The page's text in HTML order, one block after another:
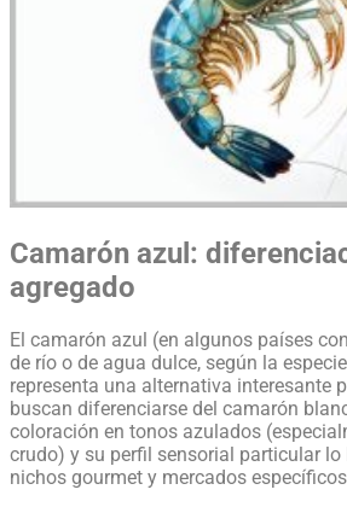
Camarón azul:
agregado
El camarón azul (en algunos países
de río o de agua dulce, según la
representa una alternativa interesante
buscan diferenciarse del camarón
coloración en tonos azulados
crudo) y su perfil sensorial particular
nichos gourmet y mercados